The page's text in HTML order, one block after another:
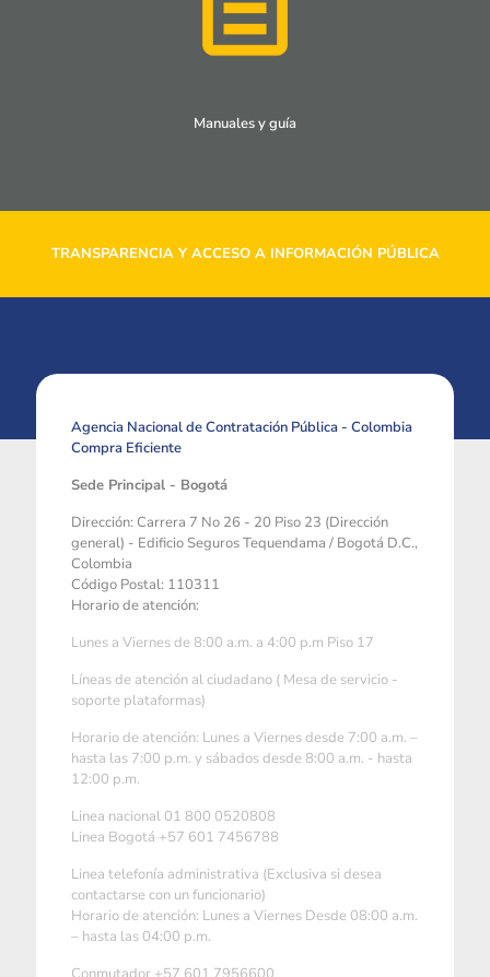
Manuales y guía
TRANSPARENCIA Y ACCESO A INFORMACIÓN PÚBLICA
Agencia Nacional de Contratación Pública - Colombia
Compra Eficiente
Sede Principal - Bogotá
Dirección: Carrera 7 No 26 - 20 Piso 23 (Dirección
general) - Edificio Seguros Tequendama / Bogotá D.C.,
Colombia
Código Postal: 110311
Horario de atención:
Lunes a Viernes de 8:00 a.m. a 4:00 p.m Piso 17
Líneas de atención al ciudadano ( Mesa de servicio -
soporte plataformas)
Horario de atención: Lunes a Viernes desde 7:00 a.m. –
hasta las 7:00 p.m. y sábados desde 8:00 a.m. - hasta
12:00 p.m.
Linea nacional 01 800 0520808
Linea Bogotá +57 601 7456788
Linea telefonía administrativa (Exclusiva si desea
contactarse con un funcionario)
Horario de atención: Lunes a Viernes Desde 08:00 a.m.
– hasta las 04:00 p.m.